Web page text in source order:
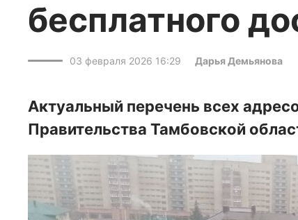
бесплатного
03 февраля 2026 16:29 Дарья Демьянова
Актуальный перечень всех
Правительства Тамбовской